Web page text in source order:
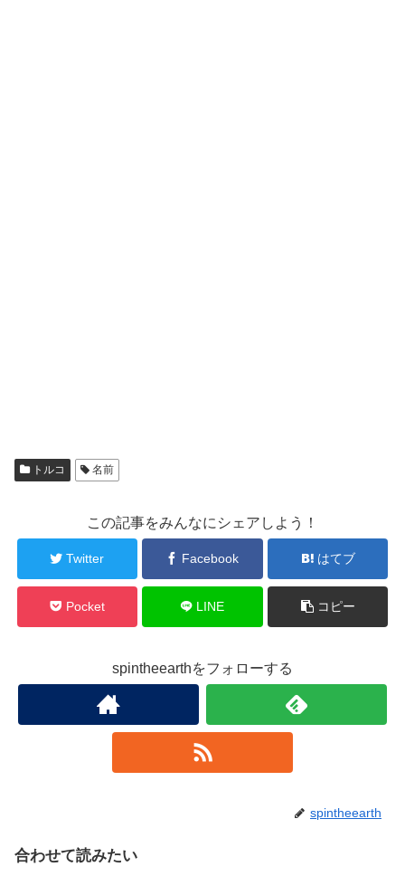
トルコ 名前
この記事をみんなにシェアしよう！
Twitter Facebook はてブ
Pocket LINE コピー
spintheearthをフォローする
spintheearth
合わせて読みたい